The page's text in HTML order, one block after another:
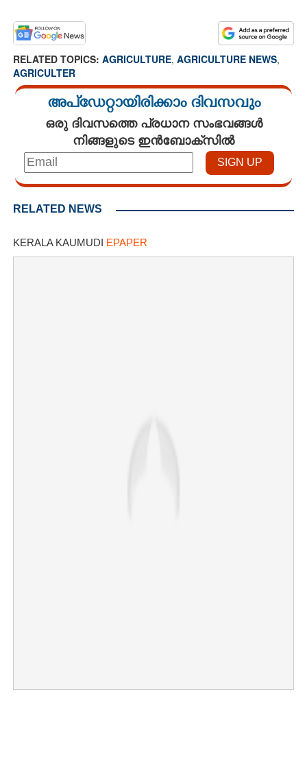
RELATED TOPICS: AGRICULTURE, AGRICULTURE NEWS,
AGRICULTER
അപ്ഡേറ്റായിരിക്കാം ദിവസവും
ഒരു ദിവസത്തെ പ്രധാന സംഭവങ്ങൾ
നിങ്ങളുടെ ഇൻബോക്സിൽ
RELATED NEWS
KERALA KAUMUDI EPAPER